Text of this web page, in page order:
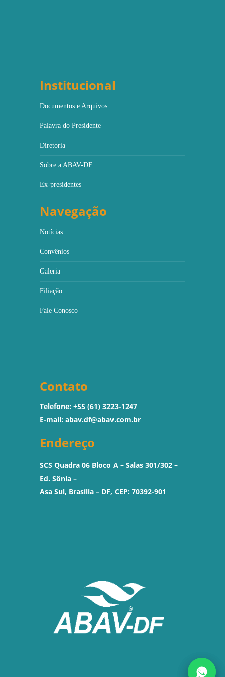
Institucional
Documentos e Arquivos
Palavra do Presidente
Diretoria
Sobre a ABAV-DF
Ex-presidentes
Navegação
Notícias
Convênios
Galeria
Filiação
Fale Conosco
Contato
Telefone: +55 (61) 3223-1247
E-mail: abav.df@abav.com.br
Endereço
SCS Quadra 06 Bloco A – Salas 301/302 –
Ed. Sônia –
Asa Sul, Brasília – DF, CEP: 70392-901